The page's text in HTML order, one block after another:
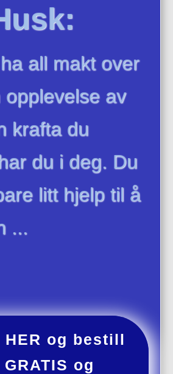
all makt over
opplevelse av
krafta du
du i deg. Du
litt hjelp til å
...
HER og bestill
GRATIS og